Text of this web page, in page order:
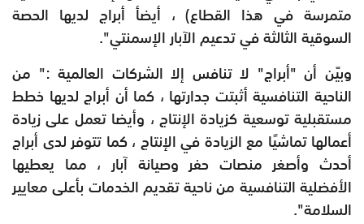
متمرسة في هذا القطاع) ، أيضأ أبراج لديها الحصة
السوقية الثالثة في تدعيم الآبار الإسمنتي".
وبيّن أن "أبراج" لا تنافس إلا الشركات العالمية :" من
الناحية التنافسية أثبتت جدارتها ، كما أن أبراج لديها خطط
مستقبلية توسعية كزيادة الإنتاج ، وأيضا تعمل على زيادة
أعمالها تماشيًا مع الزيادة في الإنتاج ، كما تتوفر لدى أبراج
أحدث وأصغر منصات حفر وصيانة آبار ، مما يعطيها
الأفضلية التنافسية من ناحية تقديم الخدمات بأعلى معايير
السلامة".